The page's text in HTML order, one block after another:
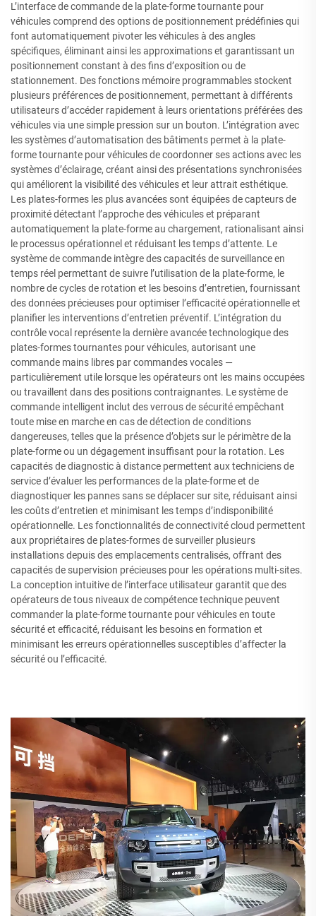
L’interface de commande de la plate-forme tournante pour
véhicules comprend des options de positionnement prédéfinies qui
font automatiquement pivoter les véhicules à des angles
spécifiques, éliminant ainsi les approximations et garantissant un
positionnement constant à des fins d’exposition ou de
stationnement. Des fonctions mémoire programmables stockent
plusieurs préférences de positionnement, permettant à différents
utilisateurs d’accéder rapidement à leurs orientations préférées des
véhicules via une simple pression sur un bouton. L’intégration avec
les systèmes d’automatisation des bâtiments permet à la plate-
forme tournante pour véhicules de coordonner ses actions avec les
systèmes d’éclairage, créant ainsi des présentations synchronisées
qui améliorent la visibilité des véhicules et leur attrait esthétique.
Les plates-formes les plus avancées sont équipées de capteurs de
proximité détectant l’approche des véhicules et préparant
automatiquement la plate-forme au chargement, rationalisant ainsi
le processus opérationnel et réduisant les temps d’attente. Le
système de commande intègre des capacités de surveillance en
temps réel permettant de suivre l’utilisation de la plate-forme, le
nombre de cycles de rotation et les besoins d’entretien, fournissant
des données précieuses pour optimiser l’efficacité opérationnelle et
planifier les interventions d’entretien préventif. L’intégration du
contrôle vocal représente la dernière avancée technologique des
plates-formes tournantes pour véhicules, autorisant une
commande mains libres par commandes vocales —
particulièrement utile lorsque les opérateurs ont les mains occupées
ou travaillent dans des positions contraignantes. Le système de
commande intelligent inclut des verrous de sécurité empêchant
toute mise en marche en cas de détection de conditions
dangereuses, telles que la présence d’objets sur le périmètre de la
plate-forme ou un dégagement insuffisant pour la rotation. Les
capacités de diagnostic à distance permettent aux techniciens de
service d’évaluer les performances de la plate-forme et de
diagnostiquer les pannes sans se déplacer sur site, réduisant ainsi
les coûts d’entretien et minimisant les temps d’indisponibilité
opérationnelle. Les fonctionnalités de connectivité cloud permettent
aux propriétaires de plates-formes de surveiller plusieurs
installations depuis des emplacements centralisés, offrant des
capacités de supervision précieuses pour les opérations multi-sites.
La conception intuitive de l’interface utilisateur garantit que des
opérateurs de tous niveaux de compétence technique peuvent
commander la plate-forme tournante pour véhicules en toute
sécurité et efficacité, réduisant les besoins en formation et
minimisant les erreurs opérationnelles susceptibles d’affecter la
sécurité ou l’efficacité.